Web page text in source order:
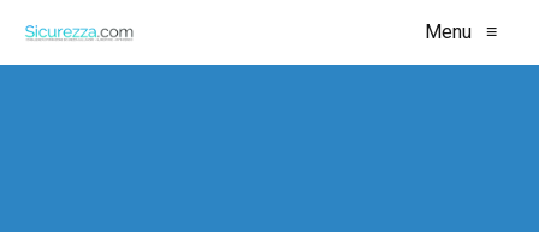
Menu ≡